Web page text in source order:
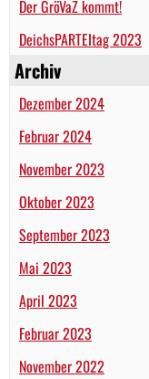
Der GröVaZ kommt!
DeichsPARTEItag 2023
Archiv
Dezember 2024
Februar 2024
November 2023
Oktober 2023
September 2023
Mai 2023
April 2023
Februar 2023
November 2022